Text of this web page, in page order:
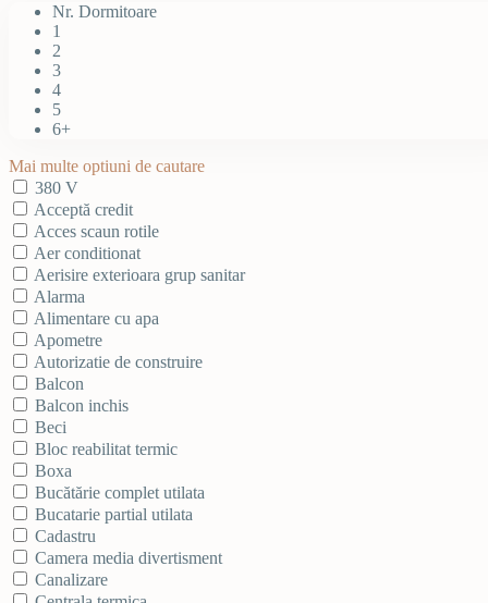
Nr. Dormitoare
1
2
3
4
5
6+
Mai multe optiuni de cautare
380 V
Acceptă credit
Acces scaun rotile
Aer conditionat
Aerisire exterioara grup sanitar
Alarma
Alimentare cu apa
Apometre
Autorizatie de construire
Balcon
Balcon inchis
Beci
Bloc reabilitat termic
Boxa
Bucătărie complet utilata
Bucatarie partial utilata
Cadastru
Camera media divertisment
Canalizare